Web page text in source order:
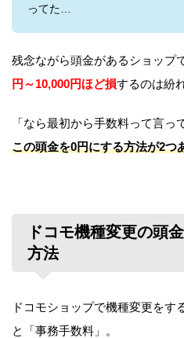
ってた…
残念ながら頭金があるショップ
円～10,000円ほど損するのは紛
「なら最初から手数料って言っ
この頭金を0円にする方法が2つ
ドコモ機種変更の頭
方法
ドコモショップで機種変更をす
と「事務手数料」。